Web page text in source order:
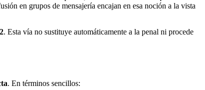
en grupos de mensajería encajan en esa noción a la vista
. Esta vía no sustituye automáticamente a la penal ni procede
. En términos sencillos: